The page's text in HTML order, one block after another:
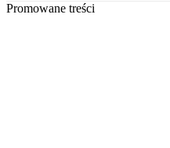
Promowane treści